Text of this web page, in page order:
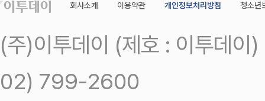
회사소개 이용약관 개인정보처리방침 청소년
(주)이투데이 (제호 : 이투데
02) 799-2600